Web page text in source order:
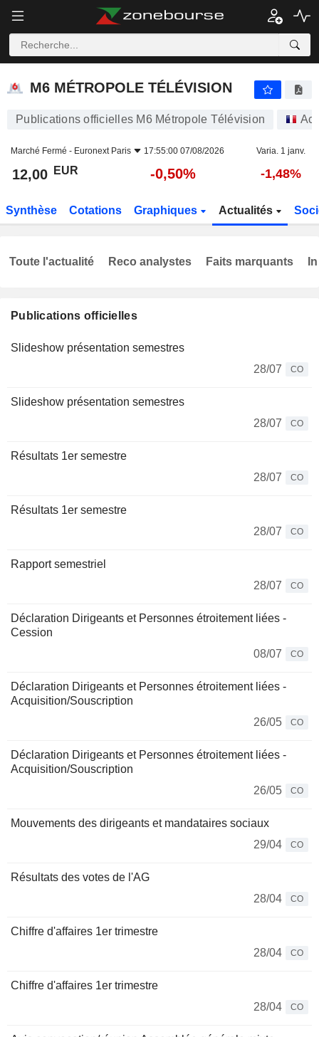
M6 MÉTROPOLE TÉLÉVISION
M6 MÉTROPOLE TÉLÉVISION
Publications officielles M6 Métropole Télévision
Marché Fermé - Euronext Paris 17:55:00 07/08/2026 Varia. 1 janv.
12,00 EUR -0,50% -1,48%
Synthèse Cotations Graphiques Actualités
Publications officielles
Slideshow présentation semestres
28/07
CO
Slideshow présentation semestres
28/07
CO
Résultats 1er semestre
28/07
CO
Résultats 1er semestre
28/07
CO
Rapport semestriel
28/07
CO
Déclaration Dirigeants et Personnes étroitement liées -
Cession
08/07
CO
Déclaration Dirigeants et Personnes étroitement liées -
Acquisition/Souscription
26/05
CO
Déclaration Dirigeants et Personnes étroitement liées -
Acquisition/Souscription
26/05
CO
Mouvements des dirigeants et mandataires sociaux
29/04
CO
Résultats des votes de l'AG
28/04
CO
Chiffre d'affaires 1er trimestre
28/04
CO
Chiffre d'affaires 1er trimestre
28/04
CO
Toute l'actualité Reco analystes Faits marquants